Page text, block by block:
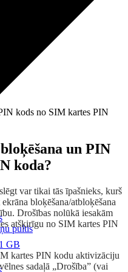
GB
pultis
kods no SIM kartes PIN
un PIN
koda?
var tikai tās īpašnieks, kurš
bloķēšana/atbloķēšana
Drošības nolūkā iesakām
atšķirīgu no SIM kartes PIN
kartes PIN kodu aktivizāciju
sadaļā „Drošība” (vai